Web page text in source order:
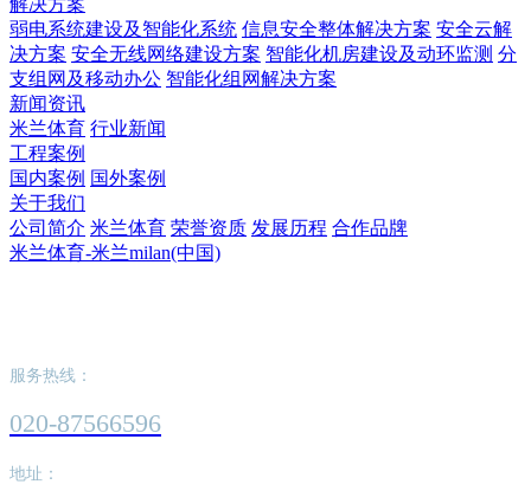
弱电系统建设及智能化系统 信息安全整体解决方案 安全云解
决方案 安全无线网络建设方案 智能化机房建设及动环监测 分
支组网及移动办公 智能化组网解决方案
新闻资讯
米兰体育 行业新闻
工程案例
国内案例 国外案例
关于我们
公司简介 米兰体育 荣誉资质 发展历程 合作品牌
米兰体育-米兰milan(中国)
服务热线：
020-87566596
地址：